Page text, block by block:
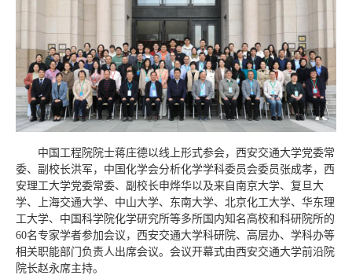
中国工程院院士蒋庄德以线上形式参会，西安交通大学党委常
委、副校长洪军，中国化学会分析化学学科委员会委员张成孝，西
安理工大学党委常委、副校长申烨华以及来自南京大学、复旦大
学、上海交通大学、中山大学、东南大学、北京化工大学、华东理
工大学、中国科学院化学研究所等多所国内知名高校和科研院所的
60名专家学者参加会议，西安交通大学科研院、高层办、学科办等
相关职能部门负责人出席会议。会议开幕式由西安交通大学前沿院
院长赵永席主持。